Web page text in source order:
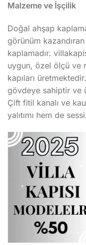
Malzeme ve İşçilik
Doğal ahşap
görünüm
kaplamadır.
uygun, özel ölçü ve
kapıları
gövdeye sahiptir ve
Çift fitil kanalı ve
yalıtımı hem de